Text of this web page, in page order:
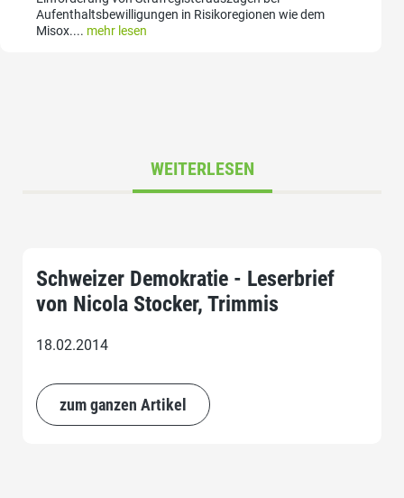
Aufenthaltsbewilligungen in Risikoregionen wie dem
Misox.... mehr lesen
WEITERLESEN
Schweizer Demokratie - Leserbrief
von Nicola Stocker, Trimmis
18.02.2014
zum ganzen Artikel